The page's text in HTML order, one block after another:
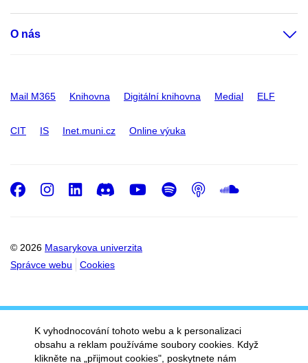
O nás
Mail M365 Knihovna Digitální knihovna Medial ELF
CIT IS Inet.muni.cz Online výuka
© 2026 Masarykova univerzita
Správce webu
Cookies
Facebook
Instagram
LinkedIn
DiscordYoutube
Spotify
Podcast
K vyhodnocování tohoto webu a k personalizaci
obsahu a reklam používáme soubory cookies. Když
klikněte na „přijmout cookies", poskytnete nám